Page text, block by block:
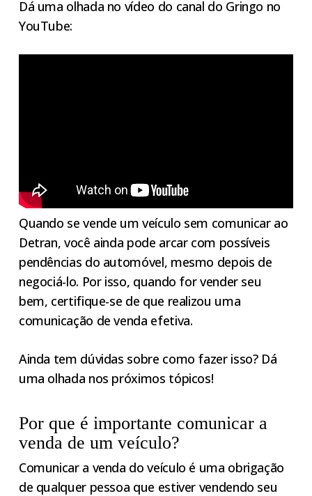
Dá uma olhada no vídeo do canal do Gringo no
YouTube:
Quando se vende um veículo sem comunicar ao
Detran, você ainda pode arcar com possíveis
pendências do automóvel, mesmo depois de
negociá-lo. Por isso, quando for vender seu
bem, certifique-se de que realizou uma
comunicação de venda efetiva.
Ainda tem dúvidas sobre como fazer isso? Dá
uma olhada nos próximos tópicos!
Por que é importante comunicar a
venda de um veículo?
Comunicar a venda do veículo é uma obrigação
de qualquer pessoa que estiver vendendo seu